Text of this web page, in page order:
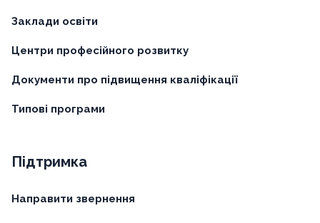
Заклади освіти
Центри професійного розвитку
Документи про підвищення кваліфікації
Типові програми
Підтримка
Направити звернення